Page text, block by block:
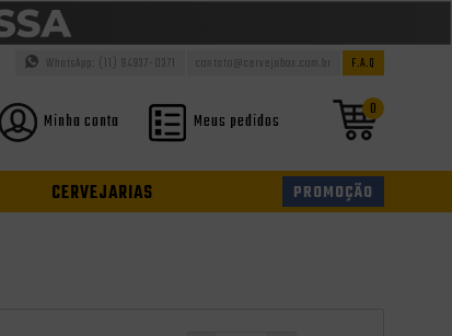
F.A.Q
contato@cervejabox.com.br
WhatsApp: (11) 94937-0371
0
Minha conta Meus pedidos
CERVEJARIAS PROMOÇÃO